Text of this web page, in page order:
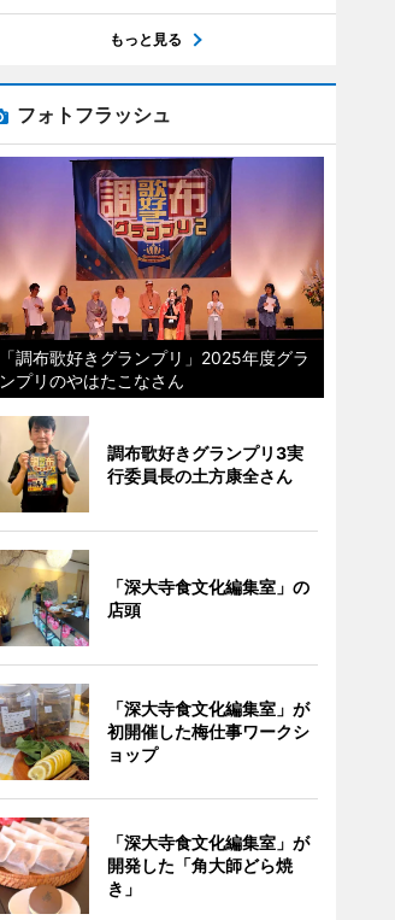
もっと見る
フォトフラッシュ
「調布歌好きグランプリ」2025年度グラ
ンプリのやはたこなさん
調布歌好きグランプリ3実
行委員長の土方康全さん
「深大寺食文化編集室」の
店頭
「深大寺食文化編集室」が
初開催した梅仕事ワークシ
ョップ
「深大寺食文化編集室」が
開発した「角大師どら焼
き」